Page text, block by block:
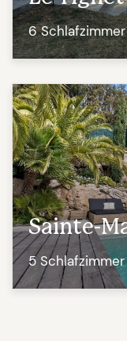
6
Sainte-
5